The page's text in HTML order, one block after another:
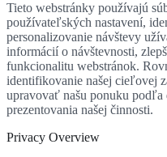
Tieto webstránky používajú
používateľských nastavení,
personalizovanie návštevy
informácií o návštevnosti,
funkcionalitu webstránok.
identifikovanie našej cieľovej
upravovať našu ponuku podľa
prezentovania našej činnosti.
Privacy Overview